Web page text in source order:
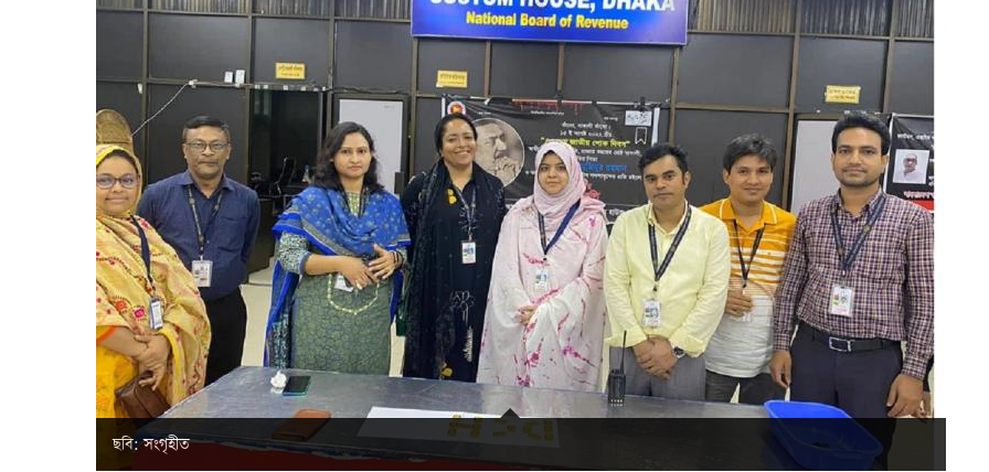
ছবি: সংগৃহীত